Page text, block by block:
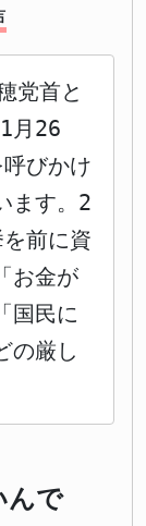
党首と
月26
びかけ
ます。2
前に資
お金が
国民に
の厳し
んで